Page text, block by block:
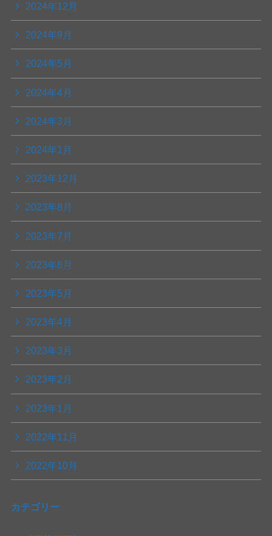
2024年12月
2024年9月
2024年5月
2024年4月
2024年3月
2024年1月
2023年12月
2023年8月
2023年7月
2023年6月
2023年5月
2023年4月
2023年3月
2023年2月
2023年1月
2022年11月
2022年10月
カテゴリー